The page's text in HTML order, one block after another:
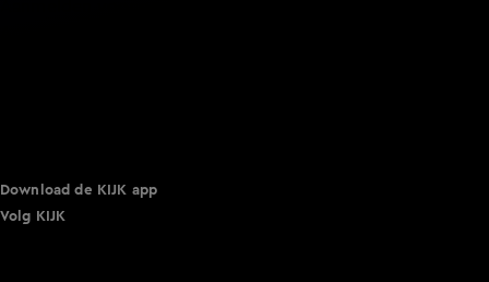
Download de KIJK app
Volg KIJK